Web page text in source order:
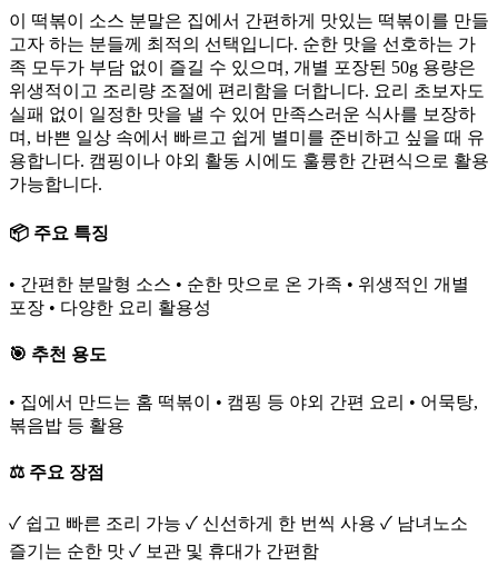
이 떡볶이 소스 분말은 집에서 간편하게 맛있는 떡볶이를 만들
고자 하는 분들께 최적의 선택입니다. 순한 맛을 선호하는 가
족 모두가 부담 없이 즐길 수 있으며, 개별 포장된 50g 용량은
위생적이고 조리량 조절에 편리함을 더합니다. 요리 초보자도
실패 없이 일정한 맛을 낼 수 있어 만족스러운 식사를 보장하
며, 바쁜 일상 속에서 빠르고 쉽게 별미를 준비하고 싶을 때 유
용합니다. 캠핑이나 야외 활동 시에도 훌륭한 간편식으로 활용
가능합니다.
📦 주요 특징
• 간편한 분말형 소스 • 순한 맛으로 온 가족 • 위생적인 개별
포장 • 다양한 요리 활용성
🎯 추천 용도
• 집에서 만드는 홈 떡볶이 • 캠핑 등 야외 간편 요리 • 어묵탕,
볶음밥 등 활용
⚖️ 주요 장점
✓ 쉽고 빠른 조리 가능 ✓ 신선하게 한 번씩 사용 ✓ 남녀노소
즐기는 순한 맛 ✓ 보관 및 휴대가 간편함